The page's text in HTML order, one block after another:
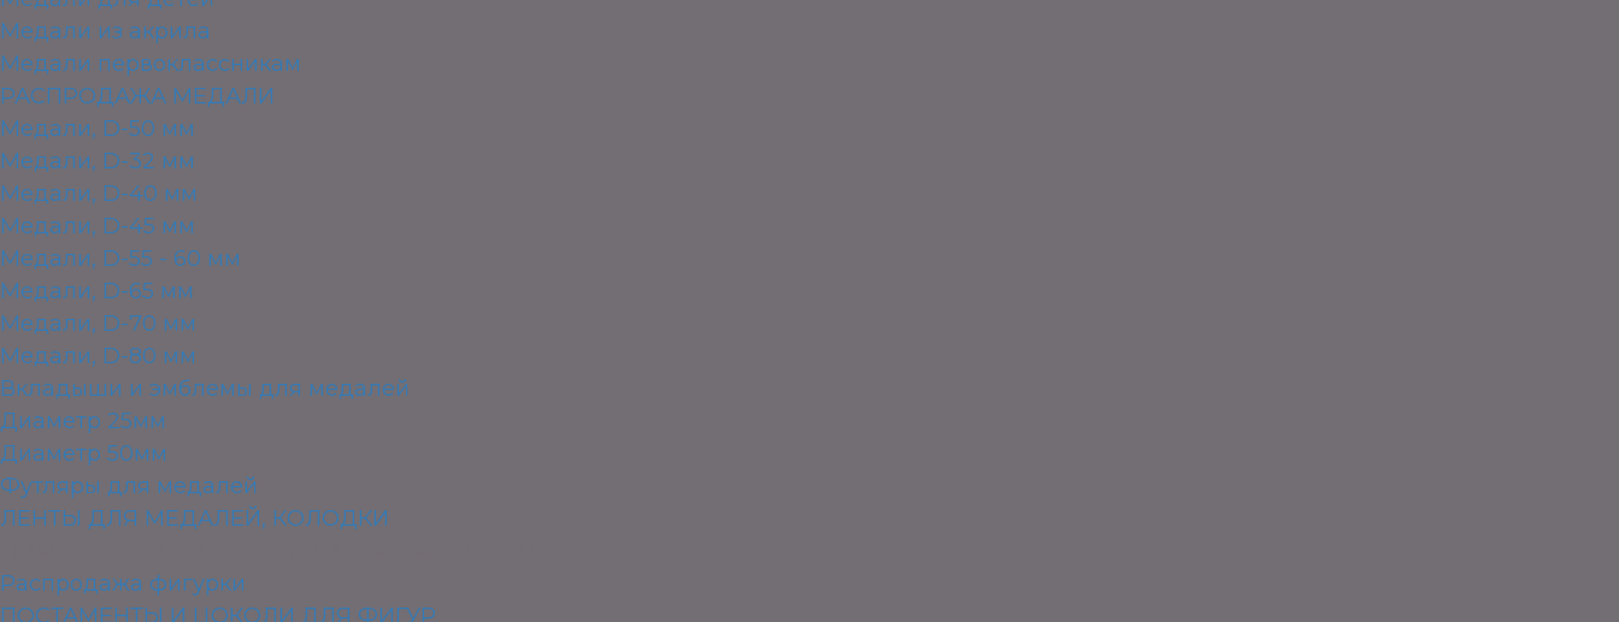
Медали из акрила
Медали первоклассникам
РАСПРОДАЖА МЕДАЛИ
Медали, D-50 мм
Медали, D-32 мм
Медали, D-40 мм
Медали, D-45 мм
Медали, D-55 - 60 мм
Медали, D-65 мм
Медали, D-70 мм
Медали, D-80 мм
Вкладыши и эмблемы для медалей
Диаметр 25мм
Диаметр 50мм
Футляры для медалей
ЛЕНТЫ ДЛЯ МЕДАЛЕЙ, КОЛОДКИ
Распродажа фигурки
ПОСТАМЕНТЫ И ЦОКОЛИ ДЛЯ ФИГУР